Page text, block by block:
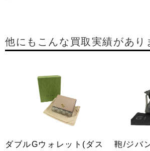
他にもこんな買取実績があり
ダブルGウォレット(ダス
鞄/ジバ